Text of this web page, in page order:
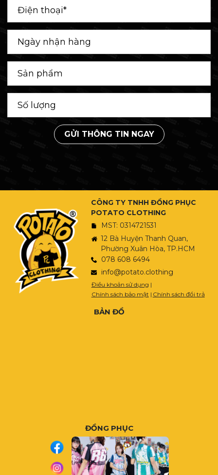
GỬI THÔNG TIN NGAY
CÔNG TY TNHH ĐỒNG PHỤC
POTATO CLOTHING
MST: 0314721531
12 Bà Huyện Thanh Quan,
Phường Xuân Hòa, TP.HCM
078 608 6494
info@potato.clothing
Điều khoản sử dụng |
Chính sách bảo mật | Chính sách đổi trả
BẢN ĐỒ
ĐỒNG PHỤC